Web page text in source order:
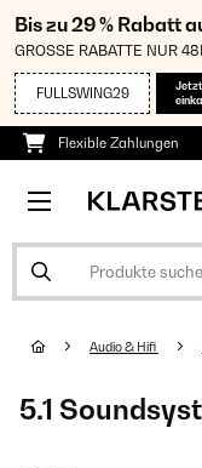
Bis zu 29 % Rabatt
GROSSE RABATTE NUR
FULLSWING29
Jetzt
Flexible Zahlungen
Audio & Hifi
5.1